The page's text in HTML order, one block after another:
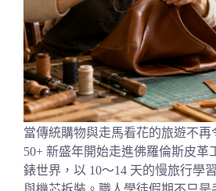
當傳統購物與走馬看花的旅遊不再
50+ 新盛年開始走進佛羅倫斯皮革
錶世界，以 10～14 天的慢旅行學